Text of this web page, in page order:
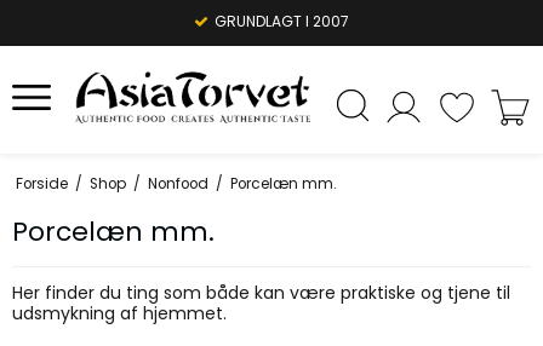
GRUNDLAGT I 2007
Forside / Shop / Nonfood / Porcelæn mm.
Porcelæn mm.
Her finder du ting som både kan være praktiske og tjene til
udsmykning af hjemmet.